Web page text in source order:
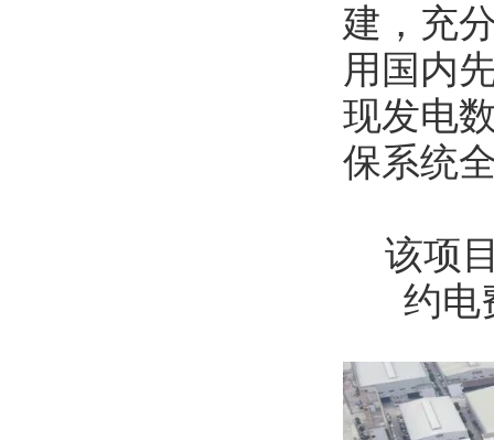
建，充
用国内
现发电
保系统
该项
约电